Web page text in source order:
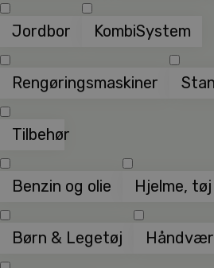
Jordbor KombiSystem
Rengøringsmaskiner
Tilbehør
Benzin og olie Hjelme, tøj
Børn & Legetøj